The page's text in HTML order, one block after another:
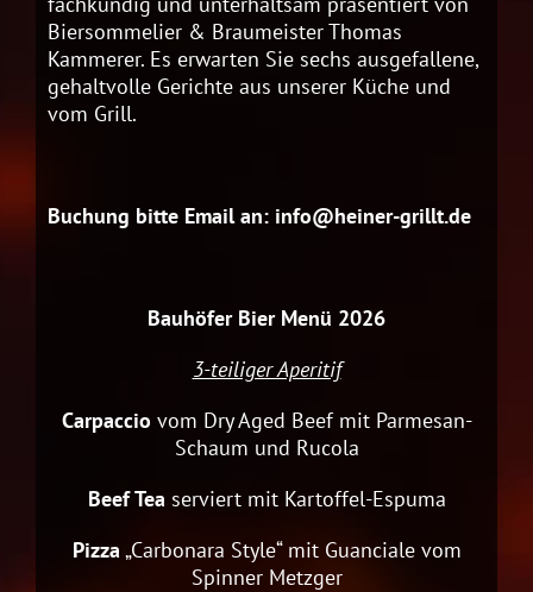
Biersommelier & Braumeister Thomas
Kammerer. Es erwarten Sie sechs ausgefallene,
gehaltvolle Gerichte aus unserer Küche und
vom Grill.
Buchung bitte Email an: info@heiner-grillt.de
Bauhöfer Bier Menü 2026
3-teiliger Aperitif
Carpaccio vom Dry Aged Beef mit Parmesan-
Schaum und Rucola
Beef Teaserviert mit Kartoffel-Espuma
Pizza „Carbonara Style“ mit Guanciale vom
Spinner Metzger